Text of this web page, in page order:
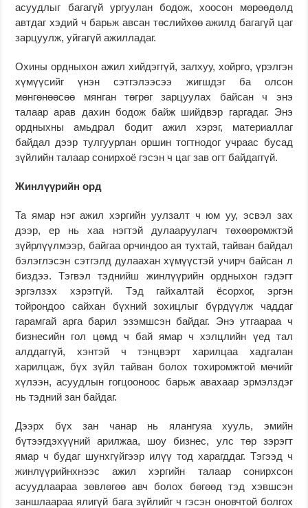
асуудлыг багагүй ургуулан бодож, хоосон мөрөөдөлд
автдаг хэдий ч барьж авсан төслийхөө ажилд багагүй цаг
зарцуулж, уйгагүй ажилладаг.
Охины ордныхон ажил хийдэггүй, залхуу, хойрго, үрэлгэн
хүмүүсийг үнэн сэтгэлээсээ жигшдэг ба олсон
мөнгөнөөсөө мянган төгрөг зарцуулах байсан ч энэ
талаар арав дахин бодож байж шийдвэр гаргадаг. Энэ
ордныхны амьдрал бодит ажил хэрэг, материаллаг
байдал дээр тулгуурлан оршин тогтнодог учраас бусад
зүйлийн талаар сонирхоё гэсэн ч цаг зав огт байдаггүй.
Жинлүүрийн орд
Та ямар нэг ажил хэргийн уулзалт ч юм уу, эсвэл зах
дээр, ер нь хаа нэгтэй дулааруулагч төхөөрөмжтэй
зүйрлүүлмээр, байгаа орчиндоо ая тухтай, тайван байдал
бэлэглэсэн сэтгэлд дулаахан хүмүүстэй учирч байсан л
биздээ. Тэгвэл тэднийш жинлүүрийн ордныхон гэдэгт
эргэлзэх хэрэггүй. Тэд гайхалтай ёсорхог, эргэн
тойрондоо сайхан бүхний зохицлыг бүрдүүлж чаддаг
гарамгай арга барил эзэмшсэн байдаг. Энэ утгаараа ч
бизнесийн гол цөмд ч бай ямар ч хэлцлийн үед тал
алддаггүй, хэнтэй ч тэнцвэрт харилцаа хадгалан
харилцаж, бүх зүйл тайван болох тохиромжтой мөчийг
хүлээн, асуудлын гогцооноос барьж авахаар эрмэлздэг
нь тэдний зан байдаг.
Дээрх бүх зан чанар нь ялангуяа хууль, эмийн
бүтээгдэхүүний арилжаа, шоу бизнес, улс төр зэрэгт
ямар ч будаг шунхгүйгээр илүү тод харагддаг. Тэгээд ч
жинлүүрийнхнээс ажил хэргийн талаар сонирхсон
асуудлаараа зөвлөгөө авч болох бөгөөд тэд хэвшсэн
заншлаараа ялигүй бага зүйлийг ч гэсэн оновчтой болгох